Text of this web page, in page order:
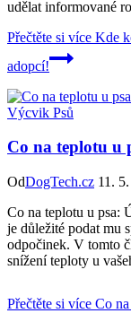
udělat informované
Přečtěte si více Kde
adopcí!
Výcvik Psů
Co na teplotu u
OdDogTech.cz 11.
Co na teplotu u psa:
je důležité podat mu
odpočinek. V tomto
snížení teploty u
Přečtěte si více Co